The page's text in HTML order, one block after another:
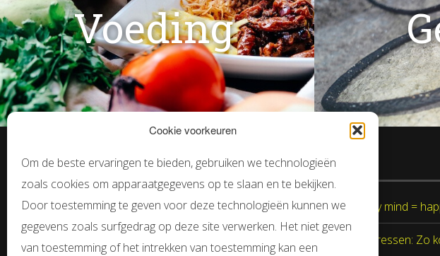
Cookie voorkeuren
Om de beste ervaringen te bieden, gebruiken we technologieën
zoals cookies om apparaatgegevens op te slaan en te bekijken.
Door toestemming te geven voor deze technologieën kunnen we
gegevens zoals surfgedrag op deze site verwerken. Het niet geven
van toestemming of het intrekken van toestemming kan een
Voeding
Contact
Van Heemstraweg 65
6641 AB Beuningen
Happy mind =
Ontstressen: Zo